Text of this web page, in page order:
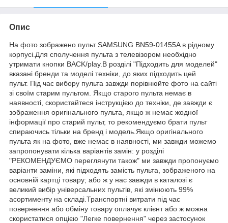
Опис
На фото зображено пульт SAMSUNG BN59-01455A в рідному
корпусі.Для сполучення пульта з телевізором необхідно
утримати кнопки BACK/play.В розділі "Підходить для моделей"
вказані бренди та моделі техніки, до яких підходить цей
пульт. Під час вибору пульта завжди порівнюйте фото на сайті
зі своїм старим пультом. Якщо старого пульта немає в
наявності, скористайтеся інструкцією до техніки, де завжди є
зображення оригінального пульта, якщо ж немає жодної
інформації про старий пульт, то рекомендуємо брати пульт
спираючись тільки на бренд і модель.Якщо оригінального
пульта як на фото, вже немає в наявності, ми завжди можемо
запропонувати кілька варіантів замін: у розділі
"РЕКОМЕНДУЄМО переглянути також" ми завжди пропонуємо
варіанти заміни, які підходять замість пульта, зображеного на
основній картці товару; або ж у нас завжди в каталозі є
великий вибір універсальних пультів, які змінюють 99%
асортименту на складі.Транспортні витрати під час
повернення або обміну товару оплачує клієнт або ж можна
скористатися опцією "Легке повернення" через застосунок